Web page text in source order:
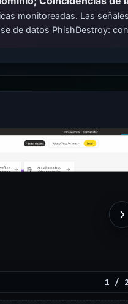
monitoreadas. Las
de datos PhishDestroy:
1 / 2